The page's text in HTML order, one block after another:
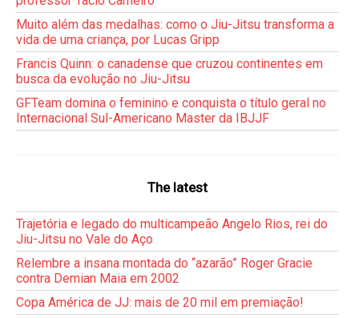
Muito além das medalhas: como o Jiu-Jitsu transforma a
vida de uma criança, por Lucas Gripp
Francis Quinn: o canadense que cruzou continentes em
busca da evolução no Jiu-Jitsu
GFTeam domina o feminino e conquista o título geral no
Internacional Sul-Americano Master da IBJJF
The latest
Trajetória e legado do multicampeão Angelo Rios, rei do
Jiu-Jitsu no Vale do Aço
Relembre a insana montada do “azarão” Roger Gracie
contra Demian Maia em 2002
Copa América de JJ: mais de 20 mil em premiação!